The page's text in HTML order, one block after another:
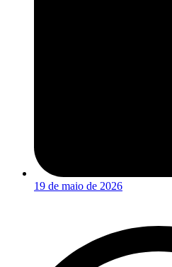
19 de maio de 2026